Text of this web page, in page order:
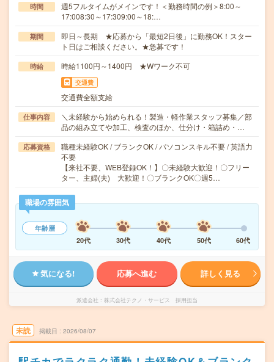
時間
週5フルタイムがメインです！＜勤務時間の例＞8:00～
17:008:30～17:309:00～18:…
期間
即日～長期 ★応募から「最短2日後」に勤務OK！スター
ト日はご相談ください。★急募です！
時給 時給1100円～1400円 ★Wワーク不可
交通費
交通費全額支給
仕事内容
＼未経験から始められる！製造・軽作業スタッフ募集／部
品の組み立てや加工、検査のほか、仕分け・箱詰め・…
応募資格
職種未経験OK / ブランクOK / パソコンスキル不要 / 英語力
不要
【来社不要、WEB登録OK！】〇未経験大歓迎！〇フリー
ター、主婦(夫) 大歓迎！〇ブランクOK〇週5…
職場の雰囲気
年齢層
20代
30代 40代 50代 60代
気になる! 応募へ進む 詳しく見る
派遣会社 株式会社テクノ・サービス 採用担当
未読 掲載日 2026/08/07